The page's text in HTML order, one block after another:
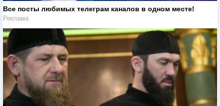
Все посты любимых телеграм каналов в одном месте!
Реклама